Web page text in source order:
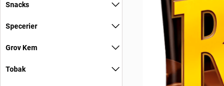
Snacks
Specerier
Grov Kem
Tobak